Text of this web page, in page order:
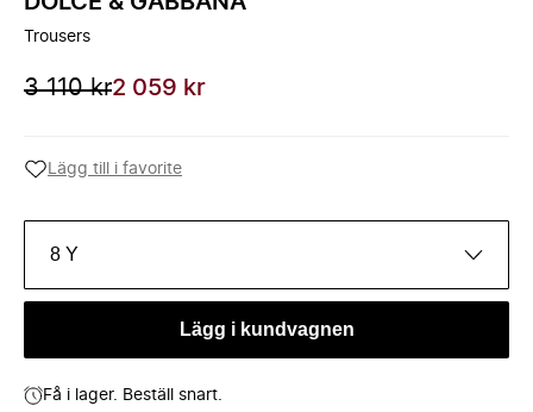
Trousers
3 110 kr2 059 kr
Lägg till i favorite
8 Y
Lägg i kundvagnen
Få i lager. Beställ snart.